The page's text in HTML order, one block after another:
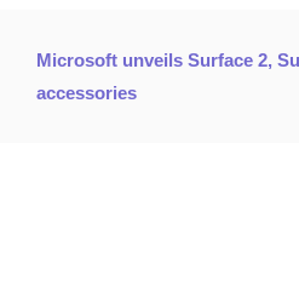
Microsoft unveils Surface 2,
accessories